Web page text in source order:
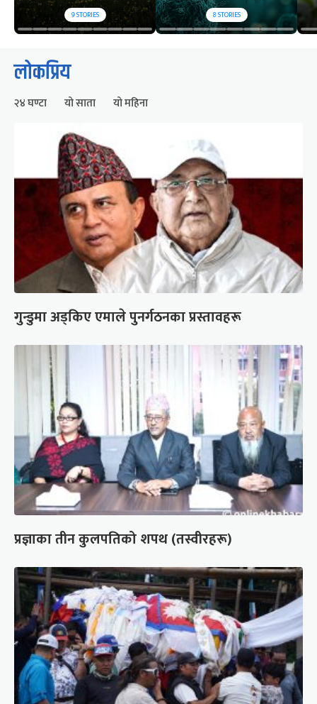
9STORIES 8STORIES
लोकप्रिय
२४ घण्टा यो साता यो महिना
गुन्डुमा अड्किए एमाले पुनर्गठनका प्रस्तावहरू
प्रज्ञाका तीन कुलपतिको शपथ (तस्वीरहरू)